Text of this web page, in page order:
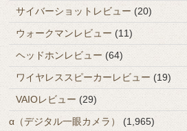
サイバーショットレビュー (20)
ウォークマンレビュー (11)
ヘッドホンレビュー (64)
ワイヤレススピーカーレビュー (19)
VAIOレビュー (29)
α（デジタル一眼カメラ）
(1,965)